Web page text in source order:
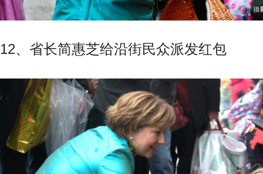
12、省长简惠芝给沿街民众派发红包